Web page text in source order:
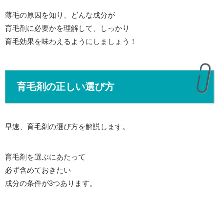
薄毛の原因を知り、どんな成分が
育毛剤に必要かを理解して、しっかり
育毛効果を味わえるようにしましょう！
育毛剤の正しい選び方
早速、育毛剤の選び方を解説します。
育毛剤を選ぶにあたって
必ず含めておきたい
成分の条件が3つあります。